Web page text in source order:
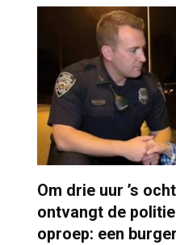
Om drie uur ’s
ontvangt de
oproep: een